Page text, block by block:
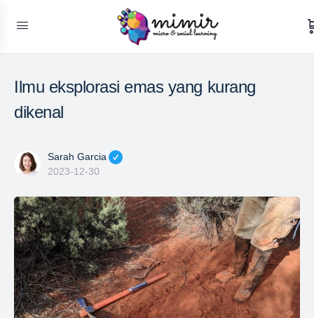
Ilmu eksplorasi emas yang kurang
dikenal
Sarah Garcia
2023-12-30